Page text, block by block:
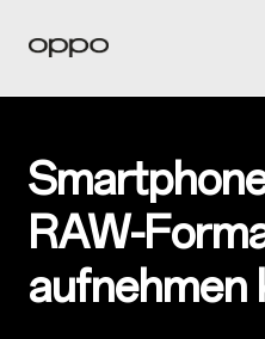
RAW-
aufnehmen